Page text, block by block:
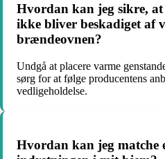
Hvordan kan jeg sikre,
ikke bliver beskadiget af
brændeovnen?
Undgå at placere varme
sørg for at følge producentens
vedligeholdelse.
Hvordan kan jeg matche